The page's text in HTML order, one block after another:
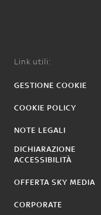
Link utili:
GESTIONE COOKIE
COOKIE POLICY
NOTE LEGALI
DICHIARAZIONE
ACCESSIBILITÀ
OFFERTA SKY MEDIA
CORPORATE